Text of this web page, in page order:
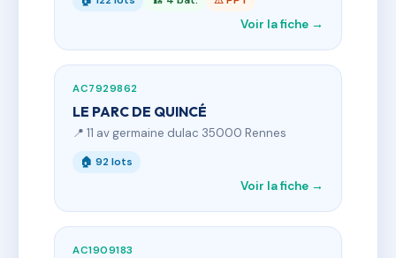
Voir la fiche →
AC7929862
LE PARC DE QUINCÉ
📍 11 av germaine dulac 35000 Rennes
🏠 92 lots
Voir la fiche →
AC1909183